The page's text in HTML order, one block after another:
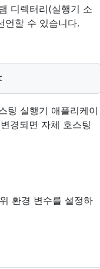
디렉터리(실행기 소
언할 수 있습니다.
팅 실행기 애플리케이
경되면 자체 호스팅
환경 변수를 설정하